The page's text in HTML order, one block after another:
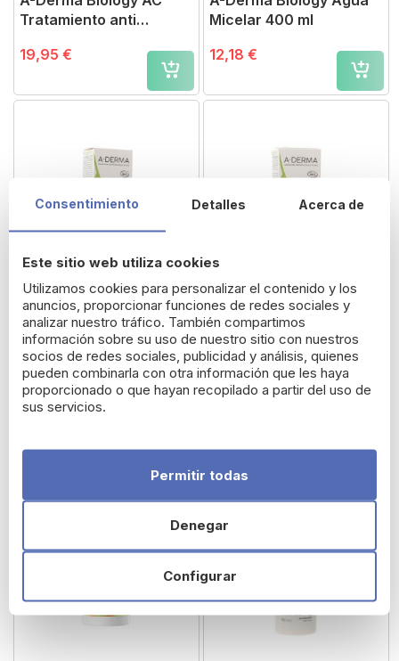
Tratamiento anti
19,95 €
Micelar 400 ml
12,18 €
A-Derma Biology Crema
Hidratante Rica 40 ml
18,76 €
A-Derma Biology Crema
Ligera 40 ml
Consentimiento Detalles Acerca de
Este sitio web utiliza cookies
Utilizamos cookies para personalizar el contenido y los
anuncios, proporcionar funciones de redes sociales y
analizar nuestro tráfico. También compartimos
información sobre su uso de nuestro sitio con nuestros
socios de redes sociales, publicidad y análisis, quienes
pueden combinarla con otra información que les haya
proporcionado o que hayan recopilado a partir del uso de
sus servicios.
Configurar
Denegar
Permitir todas